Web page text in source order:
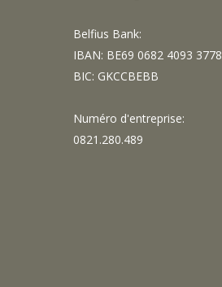
Belfius Bank:
IBAN: BE69 0682 4093 3778
BIC: GKCCBEBB
Numéro d'entreprise:
0821.280.489